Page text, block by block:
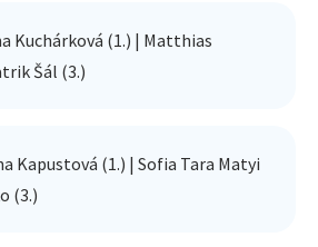
Kuchárková (1.) | Matthias
Šál (3.)
Kapustová (1.) | Sofia Tara Matyi
(3.)